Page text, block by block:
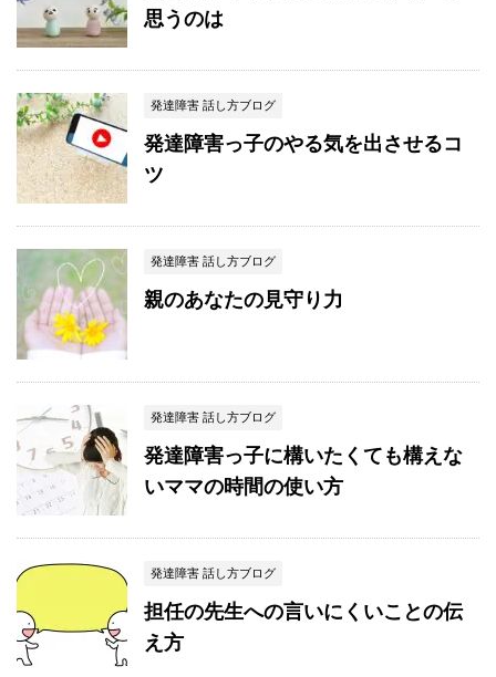
思うのは
発達障害 話し方ブログ
発達障害っ子のやる気を出させるコ
ツ
発達障害 話し方ブログ
親のあなたの見守り力
発達障害 話し方ブログ
発達障害っ子に構いたくても構えな
いママの時間の使い方
発達障害 話し方ブログ
担任の先生への言いにくいことの伝
え方